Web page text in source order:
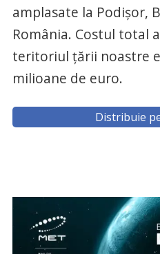
amplasate la Podişor,
România. Costul total
teritoriul ţării noastre
milioane de euro.
Distribuie